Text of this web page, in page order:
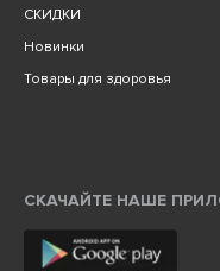
СКИДКИ
Новинки
Товары для здоровья
СКАЧАЙТЕ НАШЕ